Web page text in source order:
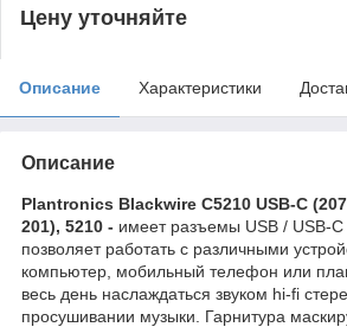
Цену уточняйте
Описание Характеристики
Описание
Plantronics Blackwire C5210 USB-C
201), 5210 - имеет разъемы USB / USB-
позволяет работать с различными
компьютер, мобильный телефон или
весь день наслаждаться звуком hi-fi
просушивании музыки. Гарнитура